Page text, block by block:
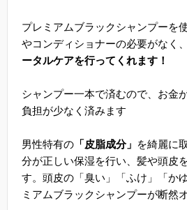
プレミアムブラックシャンプーを
やコンディショナーの必要がなく、
ータルケアを行ってくれます！
シャンプー一本で済むので、お金
負担が少なく済みます
男性特有の 「皮脂成分」 を綺麗に
分が正しい保湿を行い、髪や頭皮
す。頭皮の「臭い」「ふけ」「か
ミアムブラックシャンプーが断然